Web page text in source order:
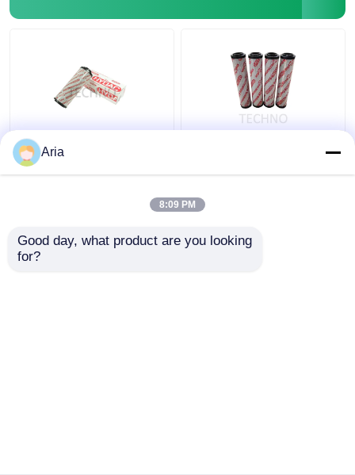
सटीक फिल्टर तत्व स्टेनलेस
स्टील हाइड्रोलिक फिल्टर तत्व
1700-R-100-W स्टेनलेस
Aria
8:09 PM
Good day, what product are you looking
for?